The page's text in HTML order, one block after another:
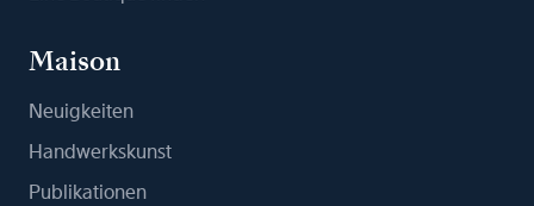
Maison
Neuigkeiten
Handwerkskunst
Publikationen